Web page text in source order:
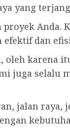
yang
proyek
dan
oleh karena
juga selalu
jalan raya,